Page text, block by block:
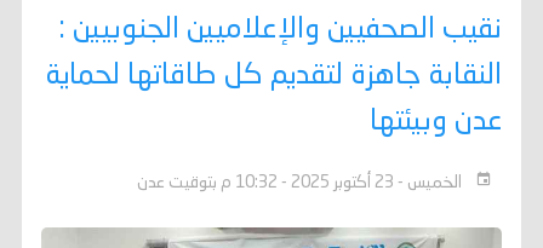
نقيب الصحفيين والإعلاميين الجنوبيين :
النقابة جاهزة لتقديم كل طاقاتها لحماية
عدن وبيئتها
الخميس - 23 أكتوبر 2025 - 10:32 م بتوقيت عدن